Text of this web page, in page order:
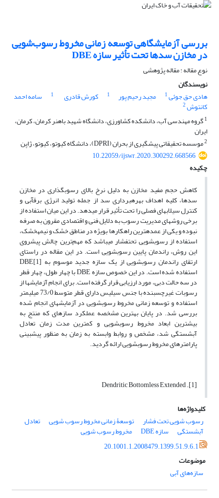
بررسی آزمایشگاهی توسعه زمانی مخروط رسوب‌شویی
در مخازن سدها تحت تأثیر سازه DBE
نوع مقاله : مقاله پژوهشی
نویسندگان
هادی حق جوئی1 مجید رحیم پور 1 کورش قادری 1 سامه احمد
کانتوش2
1گروه مهندسی آب، دانشکده کشاورزی، دانشگاه شهید باهنر کرمان، کرمان،
ایران
2موسسه تحقیقاتی پیشگیری از بحران (DPRI)، دانشگاه کیوتو، کیوتو، ژاپن
10.22059/ijswr.2020.300292.668566
چکیده
کاهش حجم مفید مخازن به دلیل نرخ بالای رسوب­گذاری در مخازن
سدها، کلیه اهداف بهره­برداری سد از ­جمله تولید انرژی برق­آبی و
کنترل سیلاب­های فصلی را تحت تأثیر قرار می­دهد. در این میان استفاده از
برخی روش­های مدیریت رسوب به دلایل فنی و اقتصادی مقرون به صرفه
نبوده و یکی از عمده­ترین راهکارها بویژه در مناطق خشک و نیمه­خشک،
استفاده از رسوب­شویی تحت­فشار می­باشد که مهم‌ترین چالش پیش­روی
این روش، راندمان پایین رسوب­شویی است. در این مقاله در راستای
ارتقای راندمان رسوب­شویی از یک سازه جدید موسوم به [1]DBE
استفاده شده ­است. در این خصوص سازه DBE با چهار طول، چهار قطر
در سه حالت دبی، مورد ارزیابی قرار گرفته است. برای انجام آزمایش­ها از
رسوبات غیرچسبنده با جنس سیلیس دارای قطر متوسط 73/0 میلی­متر
استفاده و توسعه زمانی مخروط رسوب­شویی در آزمایش­های انجام شده
بررسی شد. در پایان بهترین مشخصه عملکرد سازه­ای که منتج به
بیشترین ابعاد مخروط رسوب­شویی و کمترین مدت زمان تعادل
آبشستگی شد، مشخص و روابط وابسته به زمان به منظور پیش­بینی
پارامترهای مخروط رسوب­شویی ارائه گردید.
[1]. Dendritic Bottomless Extended
کلیدواژه‌ها
رسوب شویی تحت فشار
توسعۀ زمانی مخروط رسوب شویی تعادل
آبشستگی سازه DBE
مخروط رسوب شویی
20.1001.1.2008479.1399.51.9.6.1
موضوعات
سازه‌های آبی